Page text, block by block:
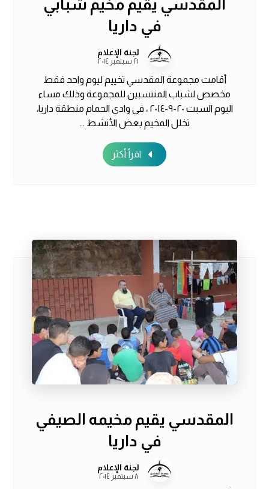
المقدسي يقيم مخيم شبابي
في داريا
لجنة الإعلام
٢١ سبتمبر ٢٠١٤
أقامت مجموعة المقدسي تخييم ليوم واحد فقط
مخصص لشباب المنتسبين للمجموعة وذلك مساء
اليوم السبت ٢٠-٩-٢٠١٤ ، في وادي الحمام منطقة داريا،
تخلل المخيم بعض الأنشط ...
اقرأ أكثر
المقدسي يقيم مخيمه الصيفي
في داريا
لجنة الإعلام
٨ سبتمبر ٢٠١٤